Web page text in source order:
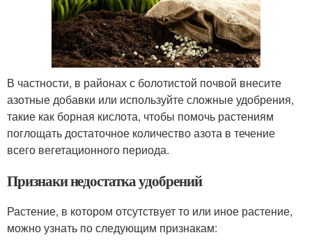
В частности, в районах с болотистой почвой внесите
азотные добавки или используйте сложные удобрения,
такие как борная кислота, чтобы помочь растениям
поглощать достаточное количество азота в течение
всего вегетационного периода.
Признаки недостатка удобрений
Растение, в котором отсутствует то или иное растение,
можно узнать по следующим признакам: